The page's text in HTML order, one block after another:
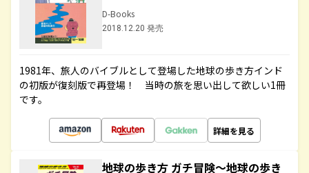
D-Books
2018.12.20 発売
1981年、旅人のバイブルとして登場した地球の歩き方インド
の初版が復刻版で再登場！ 当時の旅を思い出して欲しい1冊
です。
詳細を見る
地球の歩き方 ガチ冒険～地球の歩き